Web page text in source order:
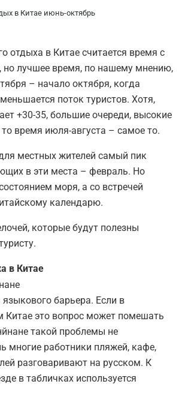
в Китае июнь-октябрь
отдыха в Китае считается время с
но лучшее время, по нашему мнению,
– начало октября, когда
поток туристов. Хотя,
+30-35, большие очереди, высокие
время июля-августа – самое то.
местных жителей самый пик
в эти места – февраль. Но
моря, а со встречей
календарю.
которые будут полезны
в Китае
языкового барьера. Если в
Китае это вопрос может помешать
такой проблемы не
многие работники пляжей, кафе,
разговаривают на русском. К
в табличках используется